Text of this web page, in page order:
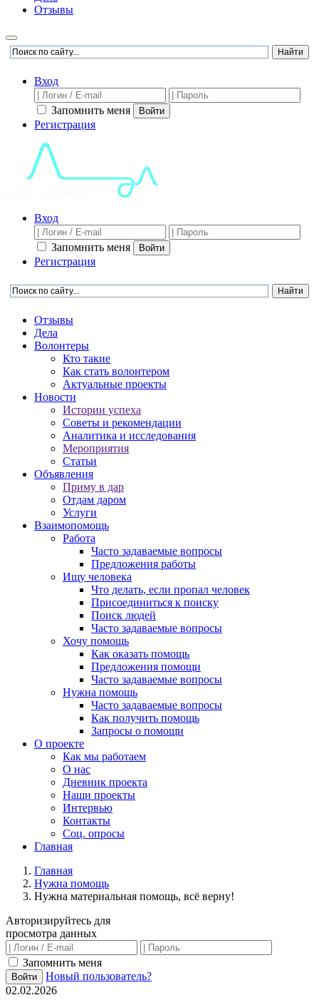
Отзывы
Вход
Запомнить меня Войти
Регистрация
Вход
Запомнить меня Войти
Регистрация
Отзывы
Дела
Волонтеры
Кто такие
Как стать волонтером
Актуальные проекты
Новости
Истории успеха
Советы и рекомендации
Аналитика и исследования
Мероприятия
Статьи
Объявления
Приму в дар
Отдам даром
Услуги
Взаимопомощь
Работа
Часто задаваемые вопросы
Предложения работы
Ищу человека
Что делать, если пропал человек
Присоединиться к поиску
Поиск людей
Часто задаваемые вопросы
Хочу помощь
Как оказать помощь
Предложения помощи
Часто задаваемые вопросы
Нужна помощь
Часто задаваемые вопросы
Как получить помощь
Запросы о помощи
О проекте
Как мы работаем
О нас
Дневник проекта
Наши проекты
Интервью
Контакты
Соц. опросы
Главная
Главная
Нужна помощь
Нужна материальная помощь, всё верну!
Авторизируйтесь для
просмотра данных
Запомнить меня
Войти
Новый пользователь?
02.02.2026